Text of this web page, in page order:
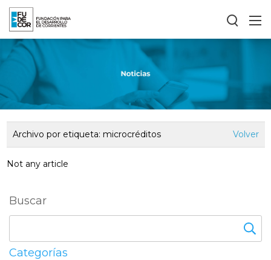
Archivo por etiqueta: microcréditos Volver
Not any article
Buscar
Categorías